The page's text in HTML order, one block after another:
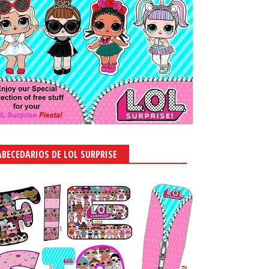
DE LOL SURPRISE